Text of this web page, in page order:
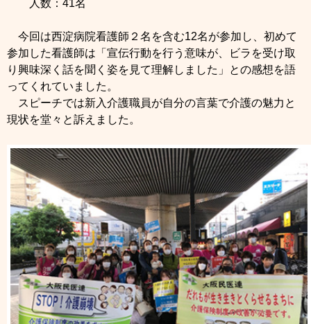
人数：41名
今回は西淀病院看護師２名を含む12名が参加し、初めて
参加した看護師は「宣伝行動を行う意味が、ビラを受け取
り興味深く話を聞く姿を見て理解しました」との感想を語
ってくれていました。
スピーチでは新入介護職員が自分の言葉で介護の魅力と
現状を堂々と訴えました。